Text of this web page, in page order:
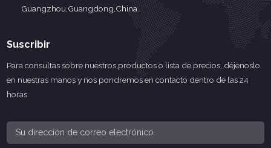
Guangzhou,Guangdong,China.
Suscribir
Para consultas sobre nuestros productos o lista de precios, déjenoslo
en nuestras manos y nos pondremos en contacto dentro de las 24
horas.